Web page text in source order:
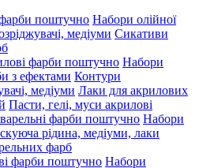
поштучно Набори олійної
медіуми Сикативи
фарби поштучно Набори
з ефектами Контури
медіуми Лаки для акрилових
Пасти, гелі, муси акрилові
фарби поштучно Набори
рідина, медіуми, лаки
фарб
фарби поштучно Набори